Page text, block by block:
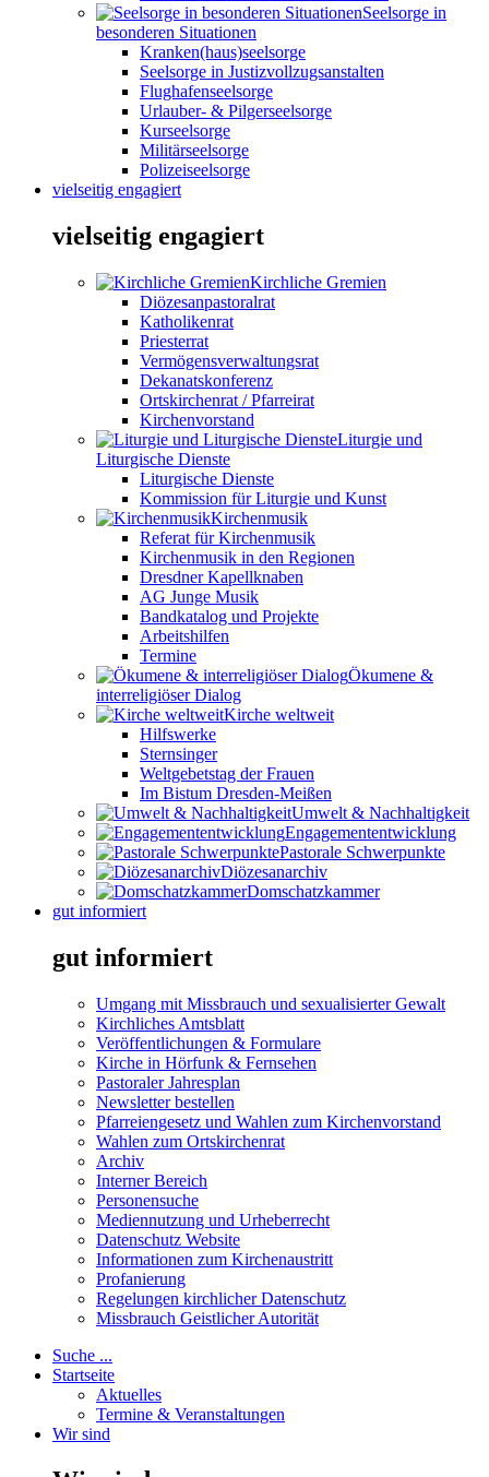
Seelsorge in
besonderen Situationen
Kranken(haus)seelsorge
Seelsorge in Justizvollzugsanstalten
Flughafenseelsorge
Urlauber- & Pilgerseelsorge
Kurseelsorge
Militärseelsorge
Polizeiseelsorge
vielseitig engagiert
vielseitig engagiert
Kirchliche Gremien
Diözesanpastoralrat
Katholikenrat
Priesterrat
Vermögensverwaltungsrat
Dekanatskonferenz
Ortskirchenrat / Pfarreirat
Kirchenvorstand
Liturgie und
Liturgische Dienste
Liturgische Dienste
Kommission für Liturgie und Kunst
Kirchenmusik
Referat für Kirchenmusik
Kirchenmusik in den Regionen
Dresdner Kapellknaben
AG Junge Musik
Bandkatalog und Projekte
Arbeitshilfen
Termine
Ökumene &
interreligiöser Dialog
Kirche weltweit
Hilfswerke
Sternsinger
Weltgebetstag der Frauen
Im Bistum Dresden-Meißen
Umwelt & Nachhaltigkeit
Engagemententwicklung
Pastorale Schwerpunkte
Diözesanarchiv
Domschatzkammer
gut informiert
gut informiert
Umgang mit Missbrauch und sexualisierter Gewalt
Kirchliches Amtsblatt
Veröffentlichungen & Formulare
Kirche in Hörfunk & Fernsehen
Pastoraler Jahresplan
Newsletter bestellen
Pfarreiengesetz und Wahlen zum Kirchenvorstand
Wahlen zum Ortskirchenrat
Archiv
Interner Bereich
Personensuche
Mediennutzung und Urheberrecht
Datenschutz Website
Informationen zum Kirchenaustritt
Profanierung
Regelungen kirchlicher Datenschutz
Missbrauch Geistlicher Autorität
Suche ...
Startseite
Aktuelles
Termine & Veranstaltungen
Wir sind